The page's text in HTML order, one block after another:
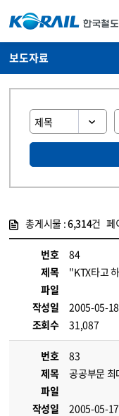
보도자료
총게시물 :6,314건 페
번호
84
제목
"KTX타고
파일
작성일
2005-05-18
조회수
31,087
번호
83
제목
공공부문 최
파일
작성일
2005-05-17